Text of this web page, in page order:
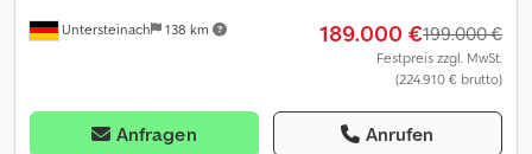
Untersteinach 138 km 189.000 €199.000 €
Festpreis zzgl. MwSt.
(224.910 € brutto)
Anfragen Anrufen